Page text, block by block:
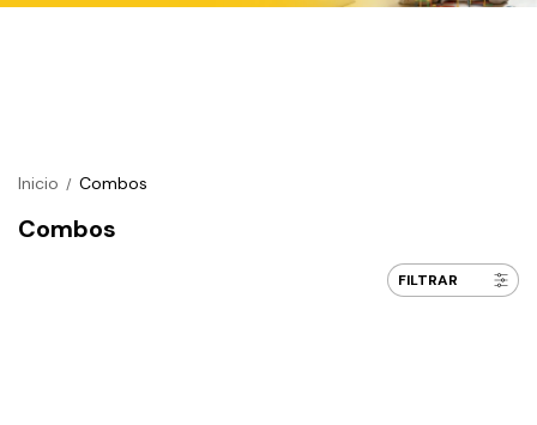
Inicio / Combos
Combos
FILTRAR